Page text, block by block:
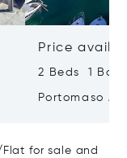
Price
2 Beds 1
Portomaso
for sale and